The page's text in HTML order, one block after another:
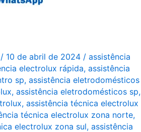
/ 10 de abril de 2024 / assistência
electrolux rápida, assistência
sp, assistência eletrodomésticos
, assistência eletrodomésticos sp,
, assistência técnica electrolux
técnica electrolux zona norte,
electrolux zona sul, assistência